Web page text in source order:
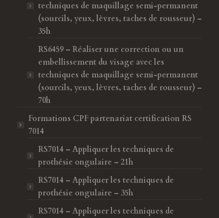
techniques de maquillage semi-permanent
(sourcils, yeux, lèvres, taches de rousseur) –
35h
RS6459 – Réaliser une correction ou un
embellissement du visage avec les
techniques de maquillage semi-permanent
(sourcils, yeux, lèvres, taches de rousseur) –
70h
Formations CPFpartenariat certification RS
7014
RS7014 – Appliquer les techniques de
prothésie ongulaire – 21h
RS7014 – Appliquer les techniques de
prothésie ongulaire – 35h
RS7014 – Appliquer les techniques de